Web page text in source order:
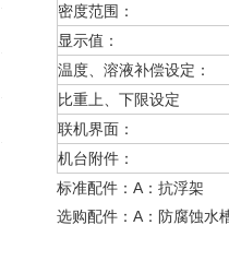
密度范围：
显示值：
温度、溶液补偿设定：
比重上、下限设定
联机界面：
机台附件：
标准配件：A：抗浮
选购配件：A：防腐